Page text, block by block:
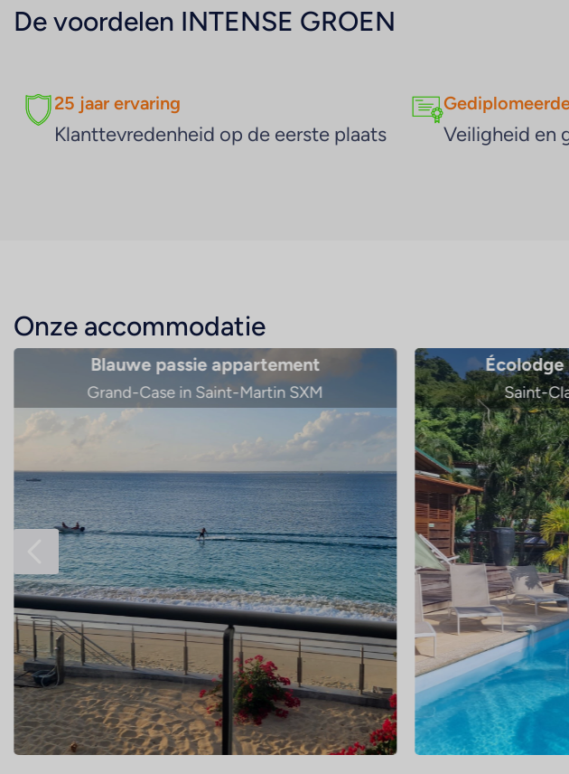
De voordelen INTENSE GROEN
25 jaar ervaring
Klanttevredenheid op de eerste plaats Veiligheid en
Onze accommodatie
Écolodge Les Bananes Vertes
Saint-Claude in Guadeloupe